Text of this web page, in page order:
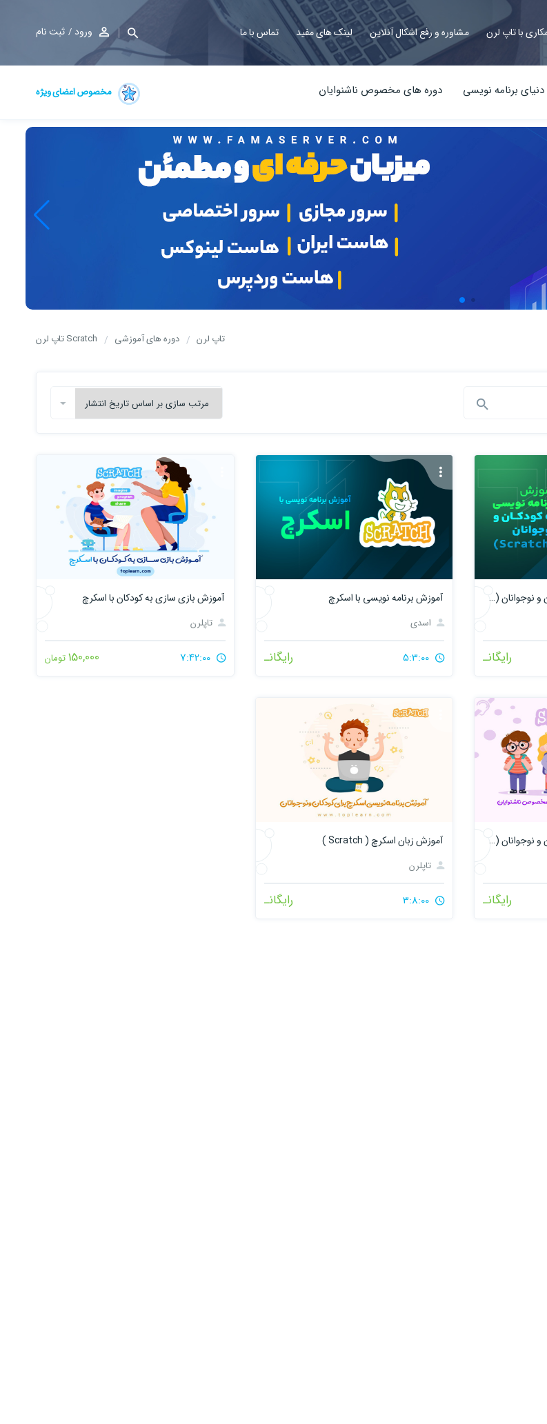
با تاپ لرن مشاوره و رفع اشکال آنلاین لینک های مفید تماس با ما ورود ثبت نام
برنامه نویسی دوره های مخصوص ناشنوایان مخصوص اعضای ویژه
تاپ لرن دوره های آموزشی Scratch تاپ لرن
آموزش برنامه نویسی به کودکان و نوجوانان (Scratch)
رایگانـ
آموزش برنامه نویسی با اسکرچ
اسدی
رایگانـ
آموزش بازی سازی به کودکان با اسکرچ
تاپلرن
7:42:00
150,000تومان
آموزش برنامه نویسی به کودکان و نوجوانان (Scratch) مخصوص ناشنوایان
رایگانـ
آموزش زبان اسکرچ ( Scratch )
تاپلرن
رایگانـ